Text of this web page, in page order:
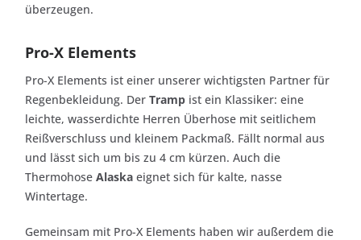
überzeugen.
Pro-X Elements
Pro-X Elements ist einer unserer wichtigsten Partner für
Regenbekleidung. Der Tramp ist ein Klassiker: eine
leichte, wasserdichte Herren Überhose mit seitlichem
Reißverschluss und kleinem Packmaß. Fällt normal aus
und lässt sich um bis zu 4 cm kürzen. Auch die
Thermohose Alaska eignet sich für kalte, nasse
Wintertage.
Gemeinsam mit Pro-X Elements haben wir außerdem die